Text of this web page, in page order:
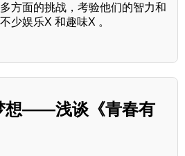
方面的挑战，考验他们的智力和
少娱乐X 和趣味X 。
想——浅谈《青春有